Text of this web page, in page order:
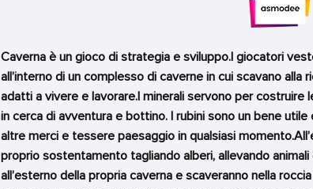
Caverna è un gioco di strategia e sviluppo.I giocatori
all’interno di un complesso di caverne in cui scavano alla
adatti a vivere e lavorare.I minerali servono per costruire
in cerca di avventura e bottino. I rubini sono un bene
altre merci e tessere paesaggio in qualsiasi
proprio sostentamento tagliando alberi, allevando
all’esterno della propria caverna e scaveranno nella